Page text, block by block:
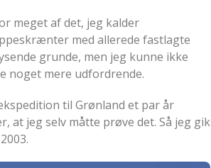
meget af det, jeg kalder
med allerede fastlagte
grunde, men jeg kunne ikke
noget mere udfordrende.
til Grønland et par år
at jeg selv måtte prøve det. Så jeg gik